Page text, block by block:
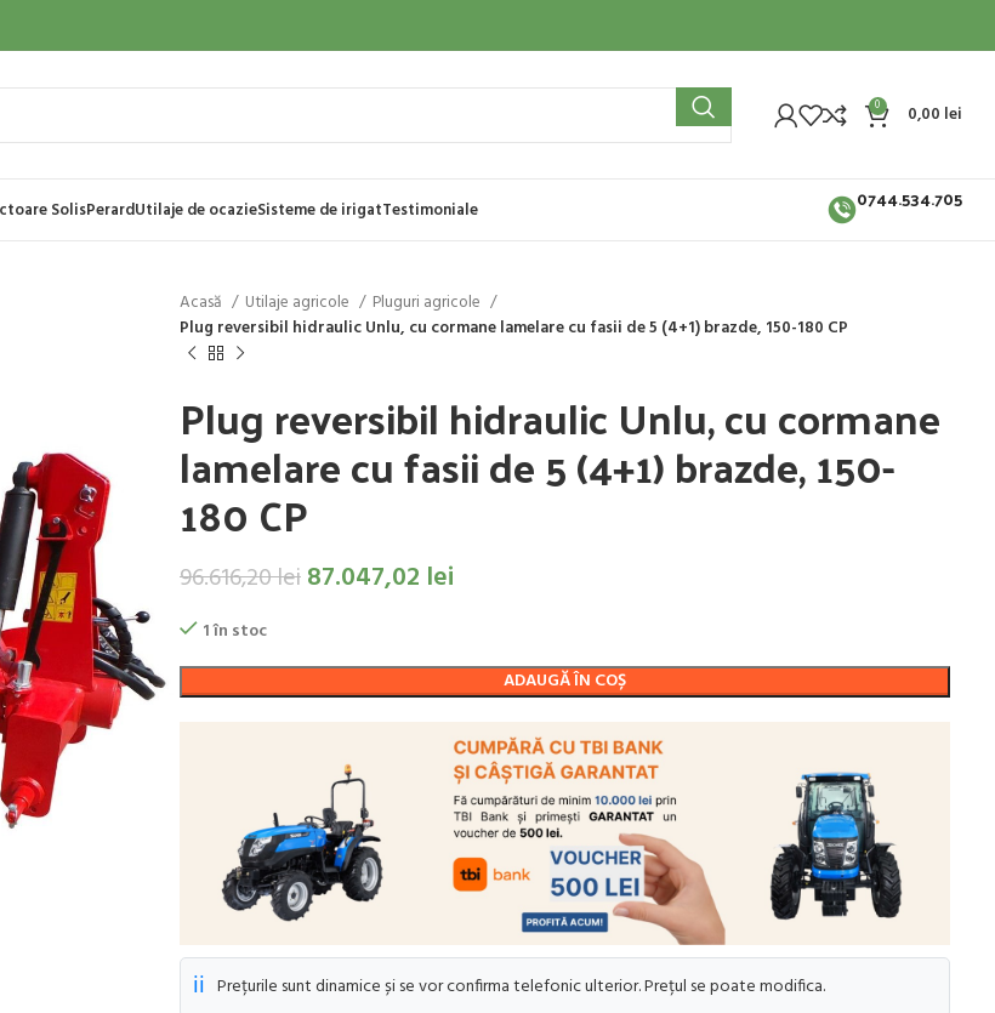
0 0,00 lei
SolisPerardUtilaje de ocazieSisteme de irigatTestimoniale 0744.534.705
Acasă Utilaje agricole
Pluguri agricole
Plug reversibil hidraulic Unlu, cu cormane lamelare cu fasii de 5 (4+1) brazde, 150-180 CP
Plug reversibil hidraulic Unlu, cu cormane
lamelare cu fasii de 5 (4+1) brazde, 150-
180 CP
96.616,20lei87.047,02 lei
1 în stoc
ADAUGĂ ÎN COȘ
ℹ️ Prețurile sunt dinamice și se vor confirma telefonic ulterior. Prețul se poate modifica.